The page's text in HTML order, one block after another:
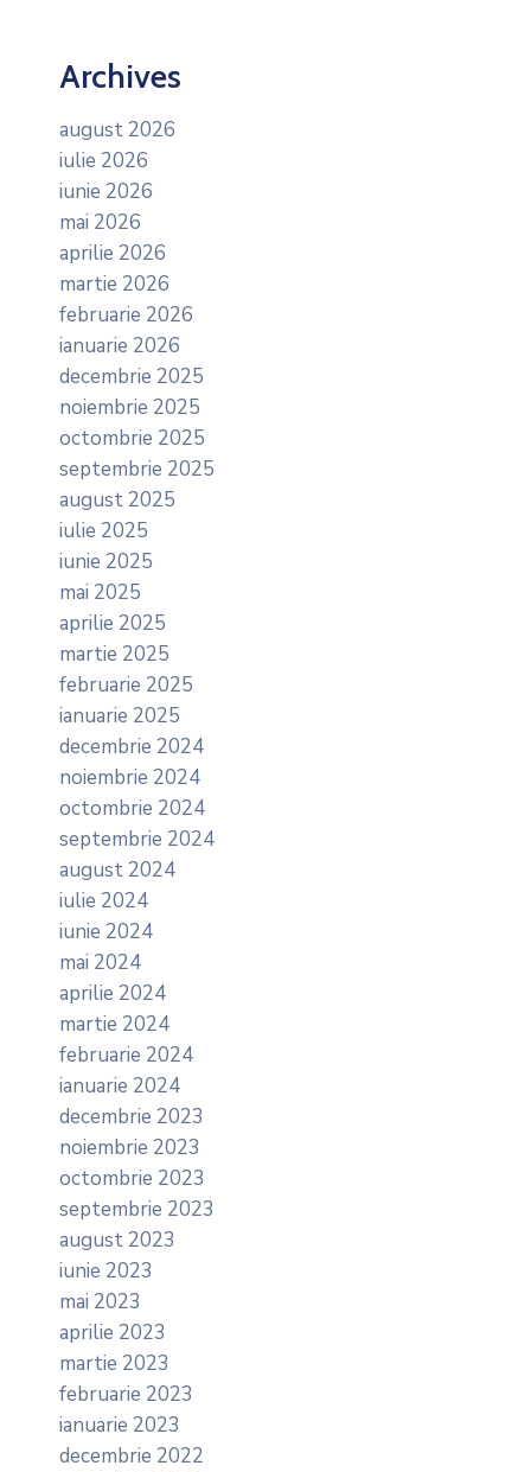
Archives
august 2026
iulie 2026
iunie 2026
mai 2026
aprilie 2026
martie 2026
februarie 2026
ianuarie 2026
decembrie 2025
noiembrie 2025
octombrie 2025
septembrie 2025
august 2025
iulie 2025
iunie 2025
mai 2025
aprilie 2025
martie 2025
februarie 2025
ianuarie 2025
decembrie 2024
noiembrie 2024
octombrie 2024
septembrie 2024
august 2024
iulie 2024
iunie 2024
mai 2024
aprilie 2024
martie 2024
februarie 2024
ianuarie 2024
decembrie 2023
noiembrie 2023
octombrie 2023
septembrie 2023
august 2023
iunie 2023
mai 2023
aprilie 2023
martie 2023
februarie 2023
ianuarie 2023
decembrie 2022